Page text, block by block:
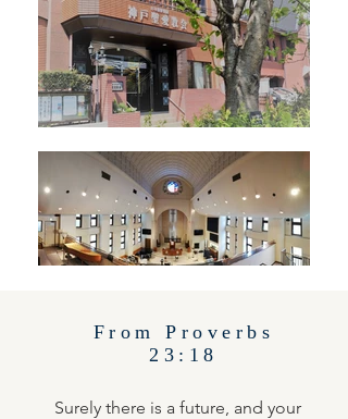
From Proverbs
23:18
Surely there is a future, and your